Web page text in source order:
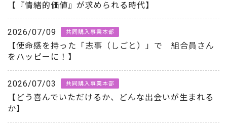
【『情緒的価値』が求められる時代】
2026/07/09 共同購入事業本部
【使命感を持った「志事（しごと）」で 組合員さん
をハッピーに！】
2026/07/03 共同購入事業本部
【どう喜んでいただけるか、どんな出会いが生まれる
か】